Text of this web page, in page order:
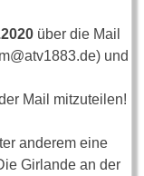
über die Mail
und
Mail mitzuteilen!
anderem eine
Girlande an der